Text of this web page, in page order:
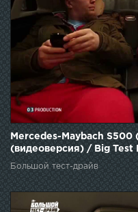
Mercedes-Maybach
(видеоверсия) / Big Test
Большой тест-драйв